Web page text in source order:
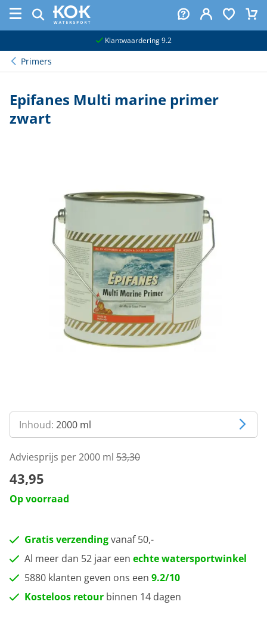
Klantwaardering 9.2
Primers
Epifanes Multi marine primer
zwart
Inhoud: 2000 ml
Adviesprijs per 2000 ml 53,30
43,95
Op voorraad
Gratis verzendingvanaf 50,-
Al meer dan 52 jaar een echte watersportwinkel
5880 klanten geven ons een 9.2/10
Kosteloos retour binnen 14 dagen